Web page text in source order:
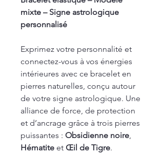
mixte – Signe astrologique
personnalisé
Exprimez votre personnalité et
connectez-vous à vos énergies
intérieures avec ce bracelet en
pierres naturelles, conçu autour
de votre signe astrologique. Une
alliance de force, de protection
et d’ancrage grâce à trois pierres
puissantes : Obsidienne noire,
Hématite et Œil de Tigre.